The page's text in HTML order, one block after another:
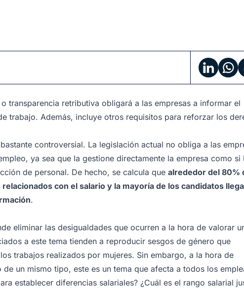
transparencia retributiva obligará a las empresas a informar el
trabajo. Además, incluye otros requisitos para reforzar los
controversial. La legislación actual no obliga a las
ya sea que la gestione directamente la empresa como si
de personal. De hecho, se calcula que alrededor del 80%
con el salario y la mayoría de los candidatos
.
eliminar las desigualdades que ocurren a la hora de valorar
a este tema tienden a reproducir sesgos de género que
trabajos realizados por mujeres. Sin embargo, a la hora de
un mismo tipo, este es un tema que afecta a todos los
establecer diferencias salariales? ¿Cuál es el rango salarial